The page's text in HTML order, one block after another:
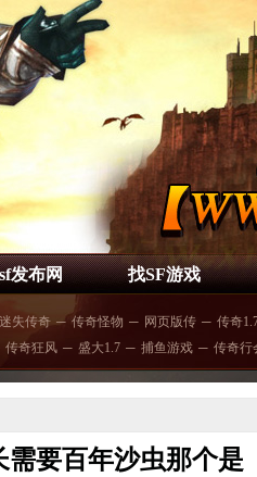
发布网 找SF游戏
迷失传奇 ─ 传奇怪物 ─ 网页版传 ─ 传奇
传奇狂风 ─ 盛大1.7 ─ 捕鱼游戏 ─ 传奇行
需要百年沙虫那个是